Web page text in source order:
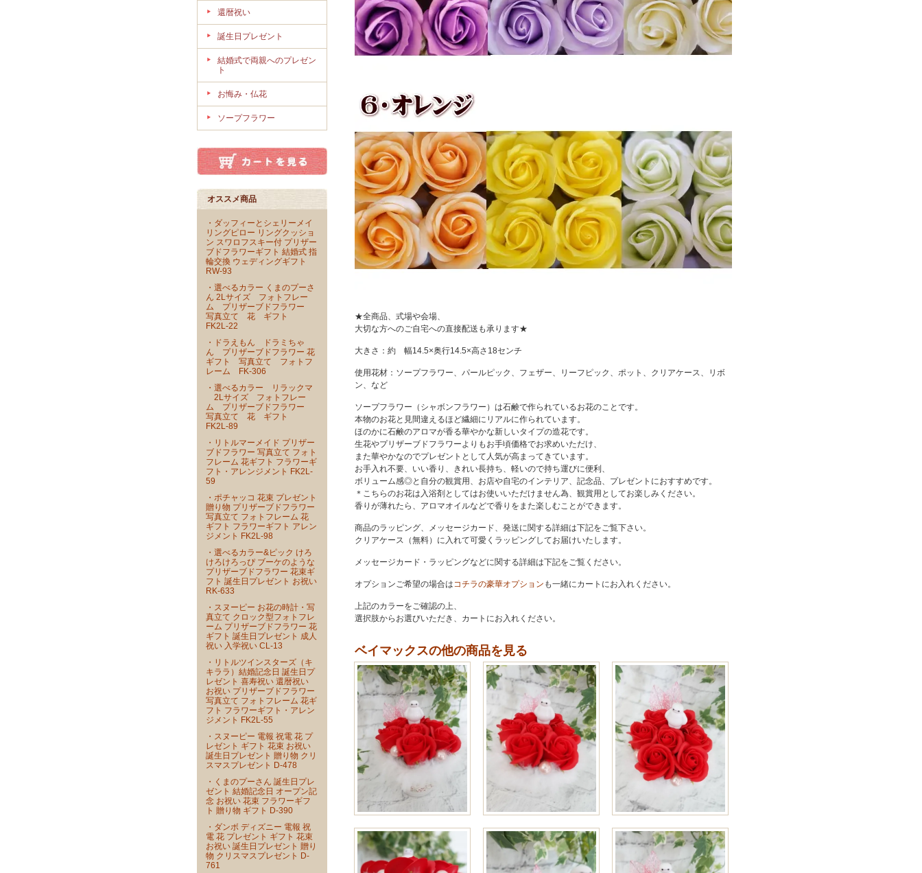
還暦祝い
誕生日プレゼント
結婚式で両親へのプレゼン
ト
お悔み・仏花
ソープフラワー
オススメ商品
・ダッフィーとシェリーメイ
リングピロー リングクッショ
ン スワロフスキー付 プリザー
ブドフラワーギフト 結婚式 指
輪交換 ウェディングギフト
RW-93
・選べるカラー くまのプーさ
ん 2Lサイズ フォトフレー
ム プリザーブドフラワー
写真立て 花 ギフト
FK2L-22
・ドラえもん ドラミちゃ
ん プリザーブドフラワー 花
ギフト 写真立て フォトフ
レーム FK-306
・選べるカラー リラックマ
2Lサイズ フォトフレー
ム プリザーブドフラワー
写真立て 花 ギフト
FK2L-89
・リトルマーメイド プリザー
ブドフラワー 写真立て フォト
フレーム 花ギフト フラワーギ
フト・アレンジメント FK2L-
59
・ポチャッコ 花束 プレゼント
贈り物 プリザーブドフラワー
写真立て フォトフレーム 花
ギフト フラワーギフト アレン
ジメント FK2L-98
・選べるカラー&ピック けろ
けろけろっぴ ブーケのような
プリザーブドフラワー 花束ギ
フト 誕生日プレゼント お祝い
RK-633
・スヌーピー お花の時計・写
真立て クロック型フォトフレ
ーム プリザーブドフラワー 花
ギフト 誕生日プレゼント 成人
祝い 入学祝い CL-13
・リトルツインスターズ（キ
キララ）結婚記念日 誕生日プ
レゼント 喜寿祝い 還暦祝い
お祝い プリザーブドフラワー
写真立て フォトフレーム 花ギ
フト フラワーギフト・アレン
ジメント FK2L-55
・スヌーピー 電報 祝電 花 プ
レゼント ギフト 花束 お祝い
誕生日プレゼント 贈り物 クリ
スマスプレゼント D-478
・くまのプーさん 誕生日プレ
ゼント 結婚記念日 オープン記
念 お祝い 花束 フラワーギフ
ト 贈り物 ギフト D-390
・ダンボ ディズニー 電報 祝
電 花 プレゼント ギフト 花束
お祝い 誕生日プレゼント 贈り
物 クリスマスプレゼント D-
761
★全商品、式場や会場、
大切な方へのご自宅への直接配送も承ります★
大きさ：約 幅14.5×奥行14.5×高さ18センチ
使用花材：ソープフラワー、パールピック、フェザー、リーフピック、ポット、クリアケース、リボ
ン、など
ソープフラワー（シャボンフラワー）は石鹸で作られているお花のことです。
本物のお花と見間違えるほど繊細にリアルに作られています。
ほのかに石鹸のアロマが香る華やかな新しいタイプの造花です。
生花やプリザーブドフラワーよりもお手頃価格でお求めいただけ、
また華やかなのでプレゼントとして人気が高まってきています。
お手入れ不要、いい香り、きれい長持ち、軽いので持ち運びに便利、
ボリューム感◎と自分の観賞用、お店や自宅のインテリア、記念品、プレゼントにおすすめです。
＊こちらのお花は入浴剤としてはお使いいただけません為、観賞用としてお楽しみください。
香りが薄れたら、アロマオイルなどで香りをまた楽しむことができます。
商品のラッピング、メッセージカード、発送に関する詳細は下記をご覧下さい。
クリアケース（無料）に入れて可愛くラッピングしてお届けいたします。
メッセージカード・ラッピングなどに関する詳細は下記をご覧ください。
オプションご希望の場合はコチラの豪華オプション も一緒にカートにお入れください。
上記のカラーをご確認の上、
選択肢からお選びいただき、カートにお入れください。
ベイマックスの他の商品を見る